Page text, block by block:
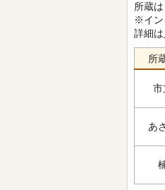
所蔵は
※イン
詳細は
所
市
あ